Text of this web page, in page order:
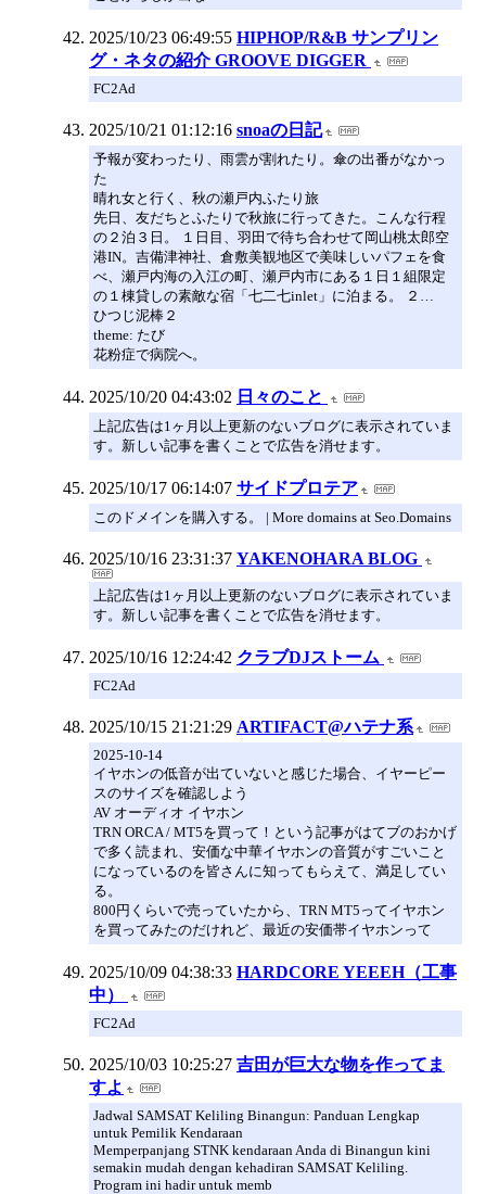
2025/10/23 06:49:55 HIPHOP/R&B サンプリン
グ・ネタの紹介 GROOVE DIGGER
FC2Ad
2025/10/21 01:12:16 snoaの日記
予報が変わったり、雨雲が割れたり。傘の出番がなかっ
た
晴れ女と行く、秋の瀬戸内ふたり旅
先日、友だちとふたりで秋旅に行ってきた。こんな行程
の２泊３日。 １日目、羽田で待ち合わせて岡山桃太郎空
港IN。吉備津神社、倉敷美観地区で美味しいパフェを食
べ、瀬戸内海の入江の町、瀬戸内市にある１日１組限定
の１棟貸しの素敵な宿「七二七inlet」に泊まる。 ２…
ひつじ泥棒２
theme: たび
花粉症で病院へ。
2025/10/20 04:43:02 日々のこと
上記広告は1ヶ月以上更新のないブログに表示されていま
す。新しい記事を書くことで広告を消せます。
2025/10/17 06:14:07 サイドプロテア
このドメインを購入する。 | More domains at Seo.Domains
2025/10/16 23:31:37 YAKENOHARA BLOG
上記広告は1ヶ月以上更新のないブログに表示されていま
す。新しい記事を書くことで広告を消せます。
2025/10/16 12:24:42 クラブDJストーム
FC2Ad
2025/10/15 21:21:29 ARTIFACT@ハテナ系
2025-10-14
イヤホンの低音が出ていないと感じた場合、イヤーピー
スのサイズを確認しよう
AV オーディオ イヤホン
TRN ORCA / MT5を買って！という記事がはてブのおかげ
で多く読まれ、安価な中華イヤホンの音質がすごいこと
になっているのを皆さんに知ってもらえて、満足してい
る。
800円くらいで売っていたから、TRN MT5ってイヤホン
を買ってみたのだけれど、最近の安価帯イヤホンって
2025/10/09 04:38:33 HARDCORE YEEEH（工事
中）
FC2Ad
2025/10/03 10:25:27 吉田が巨大な物を作ってま
すよ
Jadwal SAMSAT Keliling Binangun: Panduan Lengkap
untuk Pemilik Kendaraan
Memperpanjang STNK kendaraan Anda di Binangun kini
semakin mudah dengan kehadiran SAMSAT Keliling.
Program ini hadir untuk memb